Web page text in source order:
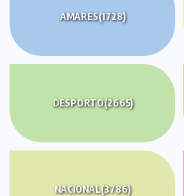
AMARES(1728)
DESPORTO(2665)
NACIONAL(3786)